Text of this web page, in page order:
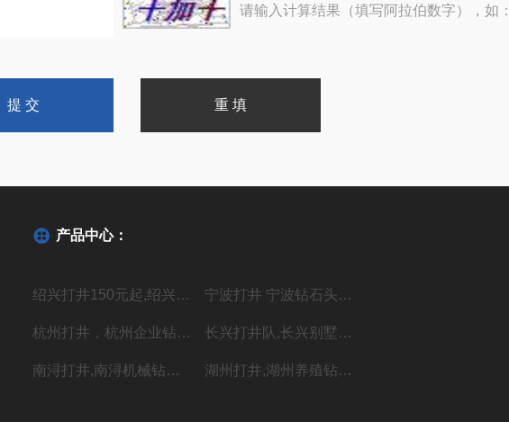
请输入计算结果（填写阿拉伯数字），如
产品中心：
绍兴打井150元起,绍兴机器钻水井施工单位 宁波打井 宁波钻石头井20年经验丰富
杭州打井，杭州企业钻井，上门施工价格低 长兴打井队,长兴别墅打水井,本地专业钻井队
南浔打井,南浔机械钻岩石水深水井 湖州打井,湖州养殖钻岩石井 别墅用水井